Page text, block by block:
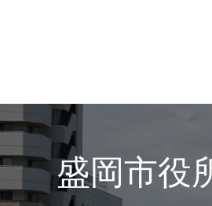
盛岡市役